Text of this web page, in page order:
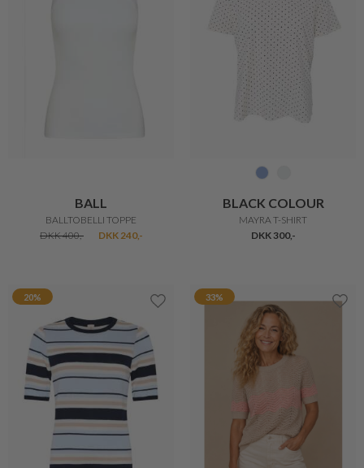
MOS MOSH
SAFINA T-SHIRT
DKK 400,-
DKK 200,-
MOS MOSH
RAFT SMART T-SHIRT
DKK 400,-
DKK 200,-
40%